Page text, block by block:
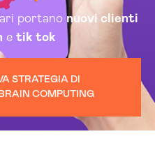
portano nuovi clienti
e tik tok
STRATEGIA DI
COMPUTING